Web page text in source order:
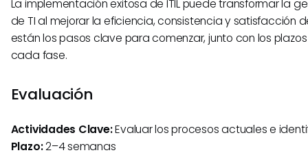
La implementación exitosa de ITIL puede transformar la
de TI al mejorar la eficiencia, consistencia y satisfacción
están los pasos clave para comenzar, junto con los
cada fase.
Evaluación
Actividades Clave:Evaluar los procesos actuales e
Plazo:2–4 semanas